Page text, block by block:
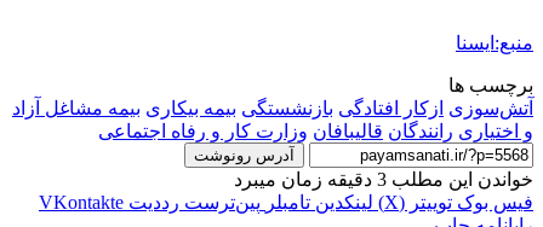
منبع:ایسنا
برچسب ها
آتش‌سوزی ازکار افتادگی بازنشستگی بیمه بیکاری بیمه مشاغل آزاد
و اختیاری رانندگان قالیبافان وزارت کار و رفاه اجتماعی
آدرس رونوشت
خواندن این مطلب 3 دقیقه زمان میبرد
فیس بوک توییتر (X) لینکدین ‫تامبلر ‫پین‌ترست ‫رددیت ‫VKontakte